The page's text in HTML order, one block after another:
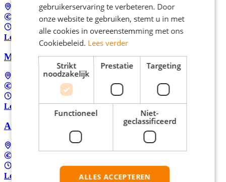
In overeenstemming
Fulltime (startersfunctie)
Lees meer
Machineoperator gezocht in heel Nederland
Landelijk (dus ook bij jou in de buurt)
€15,02 per uur
37 uur per week
Lees meer
Automatenoperator in Nederland
37 uur per week
Lees meer
gebruikerservaring te verbeteren. Door
onze website te gebruiken, stemt u in met
alle cookies in overeenstemming met ons
Cookiebeleid. Lees verder
Strikt
noodzakelijk
Prestatie Targeting
Functioneel
Niet-
geclassificeerd
ALLES ACCEPTEREN